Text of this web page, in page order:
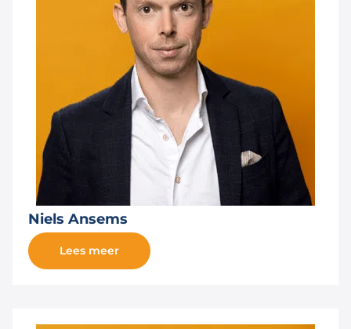
Niels Ansems
Lees meer